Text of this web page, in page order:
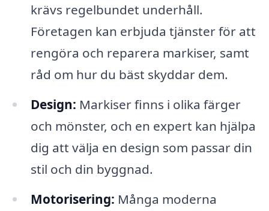
krävs regelbundet underhåll.
Företagen kan erbjuda tjänster för att
rengöra och reparera markiser, samt
råd om hur du bäst skyddar dem.
Design: Markiser finns i olika färger
och mönster, och en expert kan hjälpa
dig att välja en design som passar din
stil och din byggnad.
Motorisering: Många moderna